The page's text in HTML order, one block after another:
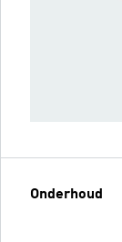
Onderhoud